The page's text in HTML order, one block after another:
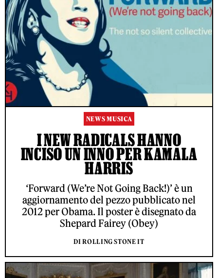
NEWS MUSICA
I NEW RADICALS HANNO
INCISO UN INNO PER KAMALA
HARRIS
‘Forward (We’re Not Going Back!)’ è un
aggiornamento del pezzo pubblicato nel
2012 per Obama. Il poster è disegnato da
Shepard Fairey (Obey)
DI ROLLING STONE IT